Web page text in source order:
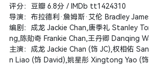
评分：豆瓣 6.8分 / IMDb tt1424310
导演：布拉德利·詹姆斯·艾伦 Bradley
编剧：成龙 Jackie Chan,唐季礼 Stanley
ng,陈勋奇 Frankie Chan,王丹卿 Danqing
主演：成龙 Jackie Chan (饰 JC),权相佑
n Liao (饰 David),姚星彤 Xingtong Yao (